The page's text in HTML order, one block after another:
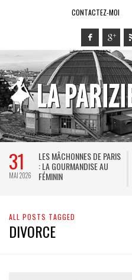
CONTACTEZ-MOI
31
MAI 2026
LES MÂCHONNES DE PARIS
: LA GOURMANDISE AU
FÉMININ
ALL POSTS TAGGED
DIVORCE